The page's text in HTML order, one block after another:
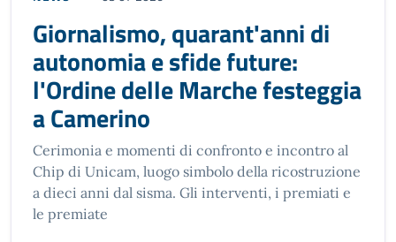
Giornalismo, quarant'anni di
autonomia e sfide future:
l'Ordine delle Marche festeggia
a Camerino
Cerimonia e momenti di confronto e incontro al
Chip di Unicam, luogo simbolo della ricostruzione
a dieci anni dal sisma. Gli interventi, i premiati e
le premiate